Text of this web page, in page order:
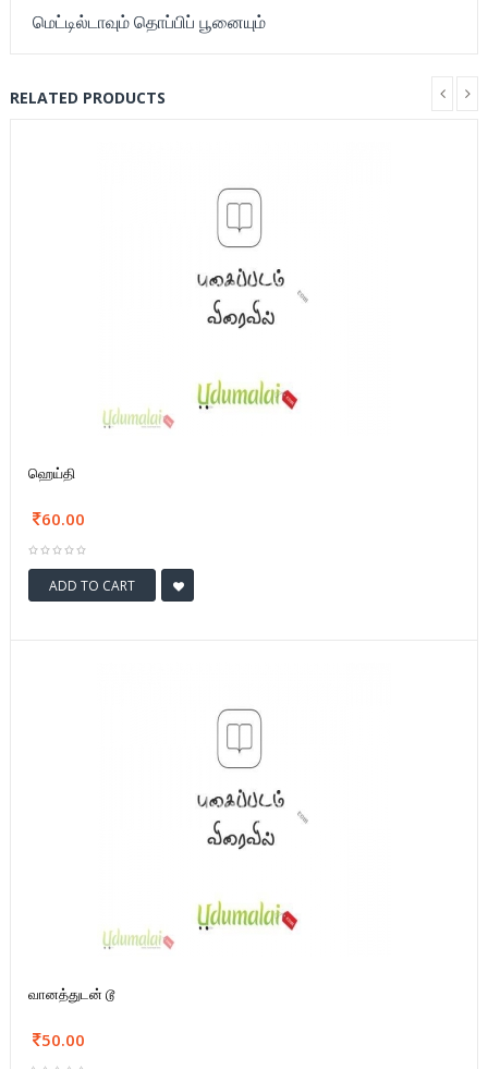
மெட்டில்டாவும் தொப்பிப் பூனையும்
RELATED PRODUCTS
ஹெய்தி
60.00
ADD TO CART
வானத்துடன் டூ
50.00